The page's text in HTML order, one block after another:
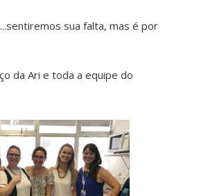
sua falta, mas é por
da Ari e toda a equipe do